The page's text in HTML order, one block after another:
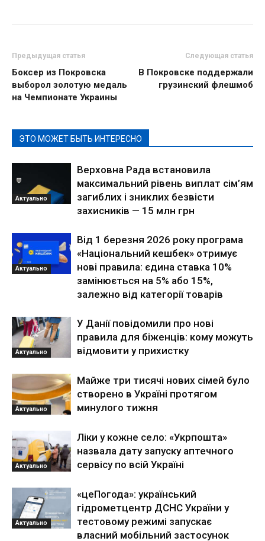
Предыдущая статья
Боксер из Покровска
выборол золотую медаль
на Чемпионате Украины
Следующая статья
В Покровске поддержали
грузинский флешмоб
ЭТО МОЖЕТ БЫТЬ ИНТЕРЕСНО
Актуально
Верховна Рада встановила
максимальний рівень виплат сім’ям
загиблих і зниклих безвісти
захисників — 15 млн грн
Актуально
Від 1 березня 2026 року програма
«Національний кешбек» отримує
нові правила: єдина ставка 10%
замінюється на 5% або 15%,
залежно від категорії товарів
Актуально
У Данії повідомили про нові
правила для біженців: кому можуть
відмовити у прихистку
Актуально
Майже три тисячі нових сімей було
створено в Україні протягом
минулого тижня
Актуально
Ліки у кожне село: «Укрпошта»
назвала дату запуску аптечного
сервісу по всій Україні
Актуально
«цеПогода»: український
гідрометцентр ДСНС України у
тестовому режимі запускає
власний мобільний застосунок